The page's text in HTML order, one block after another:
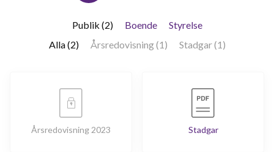
Publik (2) Boende
Styrelse
Alla (2)
Årsredovisning (1) Stadgar (1)
Årsredovisning 2023 Stadgar